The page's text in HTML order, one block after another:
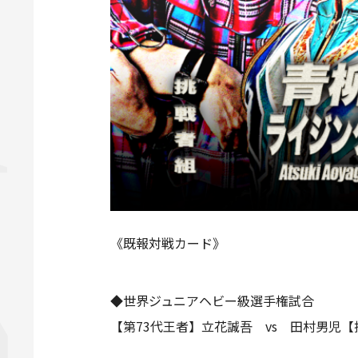
《既報対戦カード》
◆世界ジュニアヘビー級選手権試合
【第73代王者】立花誠吾 vs 田村男児【